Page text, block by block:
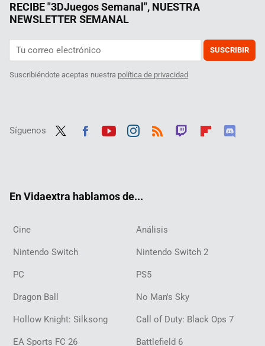
RECIBE "3DJuegos Semanal", NUESTRA
NEWSLETTER SEMANAL
SUSCRIBIR
Suscribiéndote aceptas nuestra política de privacidad
Síguenos
En Vidaextra hablamos de...
Cine Análisis
Nintendo Switch Nintendo Switch 2
PC PS5
Dragon Ball No Man's Sky
Hollow Knight: Silksong Call of Duty: Black Ops 7
EA Sports FC 26 Battlefield 6